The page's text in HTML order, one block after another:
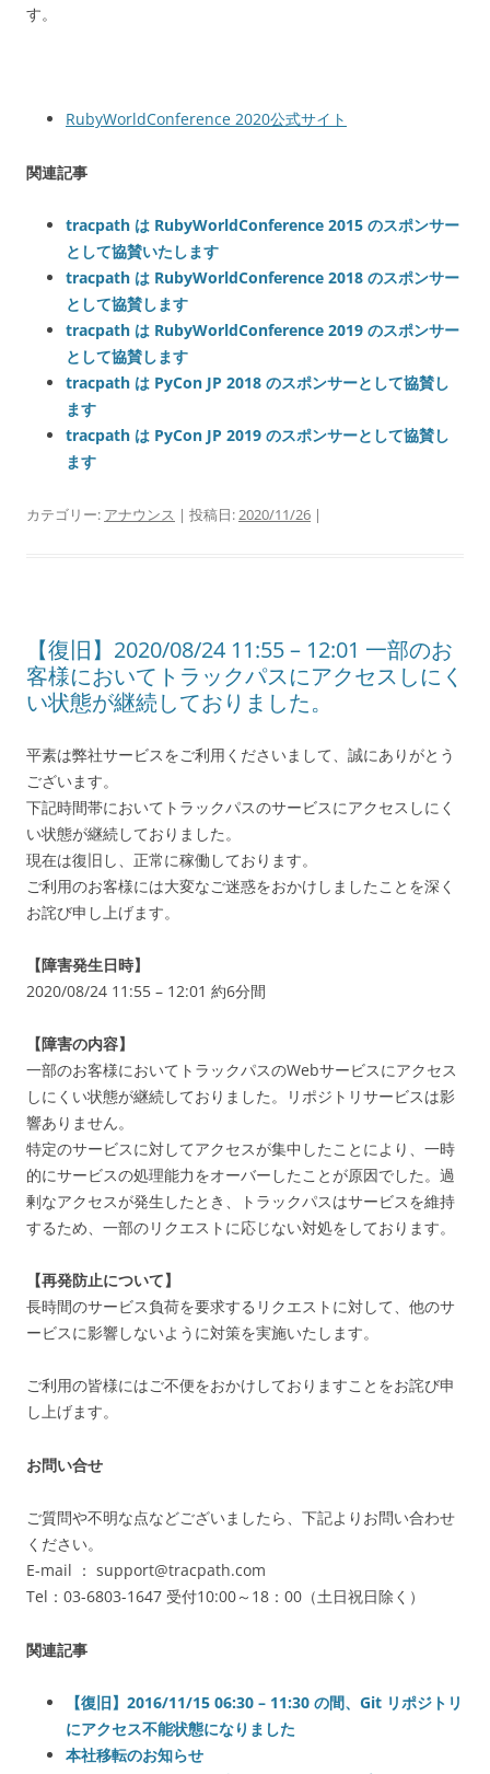
す。
RubyWorldConference 2020公式サイト
関連記事
tracpath は RubyWorldConference 2015 のスポンサー
として協賛いたします
tracpath は RubyWorldConference 2018 のスポンサー
として協賛します
tracpath は RubyWorldConference 2019 のスポンサー
として協賛します
tracpath は PyCon JP 2018 のスポンサーとして協賛し
ます
tracpath は PyCon JP 2019 のスポンサーとして協賛し
ます
カテゴリー: アナウンス | 投稿日:2020/11/26 |
【復旧】2020/08/24 11:55 – 12:01 一部のお
客様においてトラックパスにアクセスしにく
い状態が継続しておりました。
平素は弊社サービスをご利用くださいまして、誠にありがとう
ございます。
下記時間帯においてトラックパスのサービスにアクセスしにく
い状態が継続しておりました。
現在は復旧し、正常に稼働しております。
ご利用のお客様には大変なご迷惑をおかけしましたことを深く
お詫び申し上げます。
【障害発生日時】
2020/08/24 11:55 – 12:01 約6分間
【障害の内容】
一部のお客様においてトラックパスのWebサービスにアクセス
しにくい状態が継続しておりました。リポジトリサービスは影
響ありません。
特定のサービスに対してアクセスが集中したことにより、一時
的にサービスの処理能力をオーバーしたことが原因でした。過
剰なアクセスが発生したとき、トラックパスはサービスを維持
するため、一部のリクエストに応じない対処をしております。
【再発防止について】
長時間のサービス負荷を要求するリクエストに対して、他のサ
ービスに影響しないように対策を実施いたします。
ご利用の皆様にはご不便をおかけしておりますことをお詫び申
し上げます。
お問い合せ
ご質問や不明な点などございましたら、下記よりお問い合わせ
ください。
E-mail ： support@tracpath.com
Tel：03-6803-1647 受付10:00～18：00（土日祝日除く）
関連記事
【復旧】2016/11/15 06:30 – 11:30 の間、Git リポジトリ
にアクセス不能状態になりました
本社移転のお知らせ